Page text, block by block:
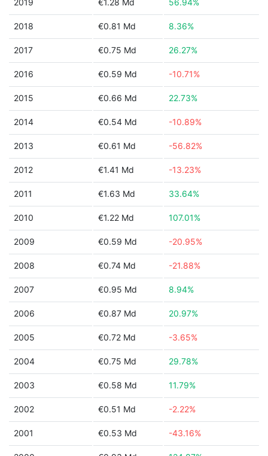
2019 €1.28 Md 56.94%
2018 €0.81 Md 8.36%
2017 €0.75 Md 26.27%
2016 €0.59 Md -10.71%
2015 €0.66 Md 22.73%
2014 €0.54 Md -10.89%
2013 €0.61 Md -56.82%
2012 €1.41 Md -13.23%
2011 €1.63 Md 33.64%
2010 €1.22 Md 107.01%
2009 €0.59 Md -20.95%
2008 €0.74 Md -21.88%
2007 €0.95 Md 8.94%
2006 €0.87 Md 20.97%
2005 €0.72 Md -3.65%
2004 €0.75 Md 29.78%
2003 €0.58 Md 11.79%
2002 €0.51 Md -2.22%
2001 €0.53 Md -43.16%